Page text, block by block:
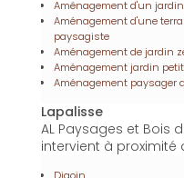
Enfin,l'installation de
services proposés
Chauffagepour
de loisirs. Chaque
normes, offrant
années de plaisir.
En plus de ses
extérieure avec
vous